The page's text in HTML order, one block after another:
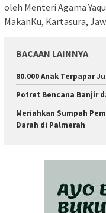
oleh Menteri Agama
MakanKu, Kartasura,
BACAAN LAINNYA
80.000 Anak Terpapar
Potret Bencana Banjir
Meriahkan Sumpah
Darah di Palmerah